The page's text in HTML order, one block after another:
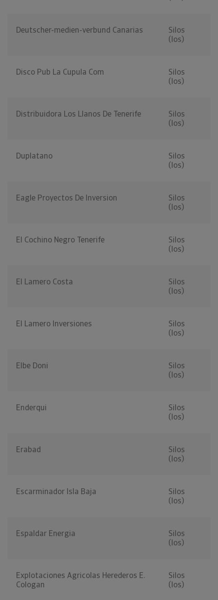
Deutscher-medien-verbund Canarias
Silos
(los)
Disco Pub La Cupula Com
Silos
(los)
Distribuidora Los Llanos De Tenerife
Silos
(los)
Duplatano
Silos
(los)
Eagle Proyectos De Inversion
Silos
(los)
El Cochino Negro Tenerife
Silos
(los)
El Lamero Costa
Silos
(los)
El Lamero Inversiones
Silos
(los)
Elbe Doni
Silos
(los)
Enderqui
Silos
(los)
Erabad
Silos
(los)
Escarminador Isla Baja
Silos
(los)
Espaldar Energia
Silos
(los)
Explotaciones Agricolas Herederos E.
Cologan
Silos
(los)